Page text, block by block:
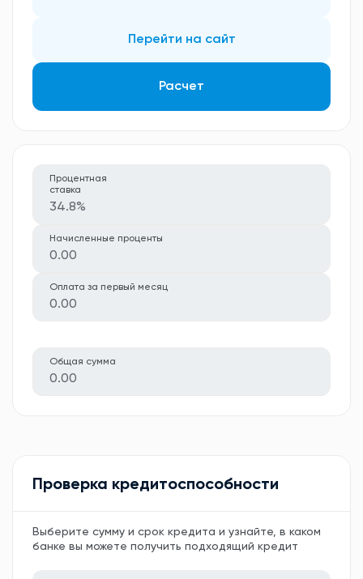
Перейти на сайт
Расчет
Процентная
ставка
34.8%
Начисленные проценты
0.00
Оплата за первый месяц
0.00
Общая сумма
0.00
Проверка кредитоспособности
Выберите сумму и срок кредита и узнайте, в каком
банке вы можете получить подходящий кредит